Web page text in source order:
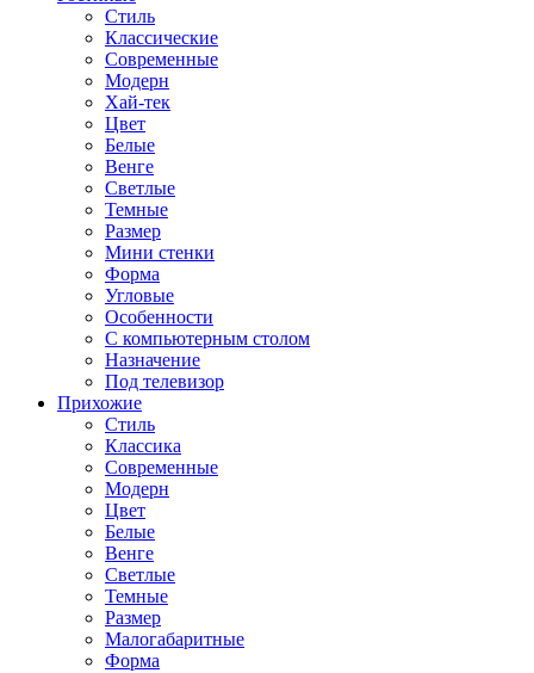
Стиль
Классические
Современные
Модерн
Хай-тек
Цвет
Белые
Венге
Светлые
Темные
Размер
Мини стенки
Форма
Угловые
Особенности
С компьютерным столом
Назначение
Под телевизор
Прихожие
Стиль
Классика
Современные
Модерн
Цвет
Белые
Венге
Светлые
Темные
Размер
Малогабаритные
Форма